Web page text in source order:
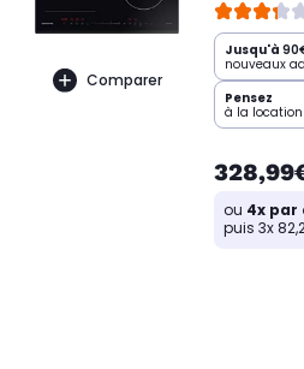
Comparer
Jusqu'à
nouveaux
Pensez
à la location
ou 4x par
puis 3x